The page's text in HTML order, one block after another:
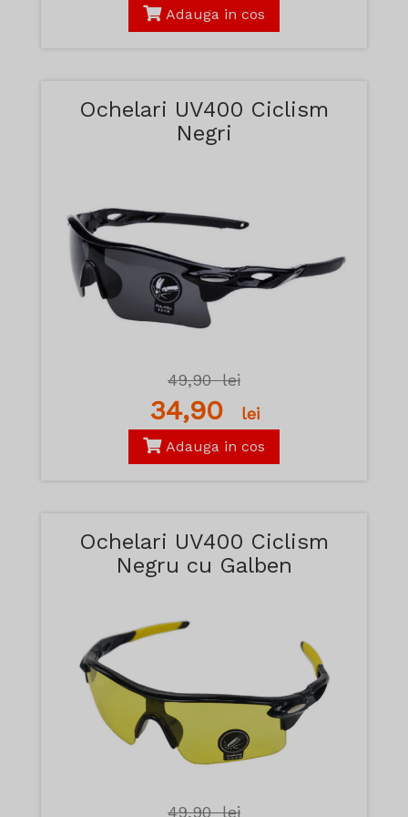
Adauga in cos
Ochelari UV400 Ciclism
Negri
49,90lei
34,90 lei
Adauga in cos
Ochelari UV400 Ciclism
Negru cu Galben
49,90lei